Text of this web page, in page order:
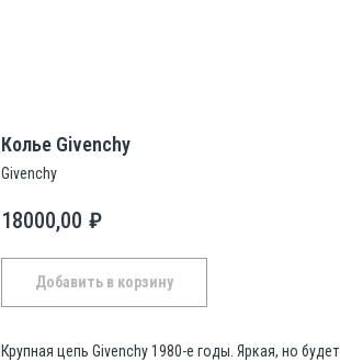
Колье Givenchy
Givenchy
18000,00 ₽
Добавить в корзину
Крупная цепь Givenchy 1980-е годы. Яркая, но